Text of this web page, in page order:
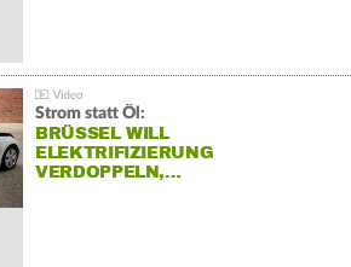
Strom statt Öl:
BRÜSSEL WILL
ELEKTRIFIZIERUNG
VERDOPPELN,…